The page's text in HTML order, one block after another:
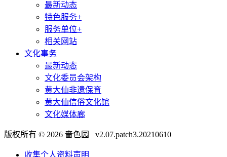
最新动态
特色服务+
服务单位+
相关网站
文化事务
最新动态
文化委员会架构
黄大仙非遗保育
黄大仙信俗文化馆
文化媒体廊
版权所有 © 2026 啬色园 v2.07.patch3.20210610
收集个人资料声明